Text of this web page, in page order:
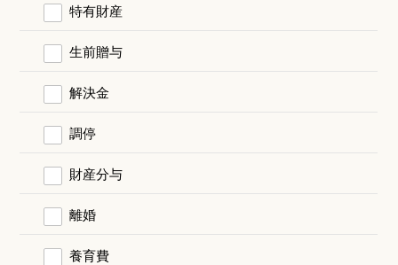
特有財産
生前贈与
解決金
調停
財産分与
離婚
養育費